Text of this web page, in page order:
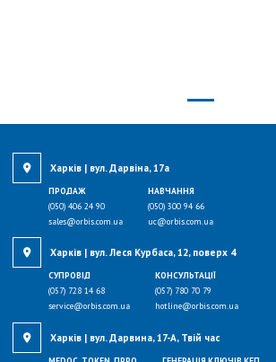
Харків | вул. Дарвіна, 17а
ПРОДАЖ
(050) 406 24 90
sales@orbis.com.ua
НАВЧАННЯ
(050) 300 94 66
uc@orbis.com.ua
Харків | вул. Леся Курбаса, 12, поверх 4
СУПРОВІД
(057) 728 14 68
service@orbis.com.ua
КОНСУЛЬТАЦІЇ
(057) 780 70 79
hotline@orbis.com.ua
Харків | вул. Дарвина, 17-А, Твій час